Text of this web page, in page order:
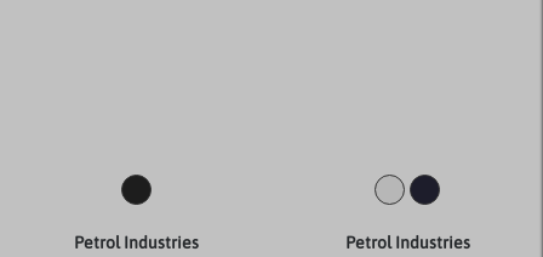
Petrol Industries Petrol Industries